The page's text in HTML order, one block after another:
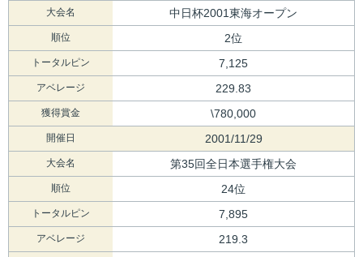
大会名 中日杯2001東海オープン
順位 2位
トータルピン 7,125
アベレージ 229.83
獲得賞金 \780,000
開催日 2001/11/29
大会名 第35回全日本選手権大会
順位 24位
トータルピン 7,895
アベレージ 219.3